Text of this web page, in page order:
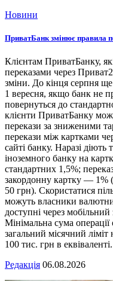
Новини
ПриватБанк змінює правила
Клієнтам ПриватБанку,
переказами через
зміни. До кінця серпня
1 вересня, якщо банк не
повернуться до
клієнти ПриватБанку
перекази за зниженими
перекази між картками
сайті банку. Наразі діють
іноземного банку на
стандартних 1,5%;
закордонну картку — 1%
50 грн). Скористатися
можуть власники
доступні через
Мінімальна сума операції
загальний місячний
100 тис. грн в еквіваленті.
Редакція 06.08.2026